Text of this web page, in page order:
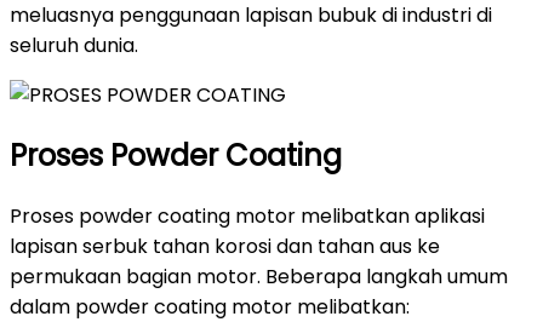
meluasnya penggunaan lapisan bubuk di industri di
seluruh dunia.
Proses Powder Coating
Proses powder coating motor melibatkan aplikasi
lapisan serbuk tahan korosi dan tahan aus ke
permukaan bagian motor. Beberapa langkah umum
dalam powder coating motor melibatkan: